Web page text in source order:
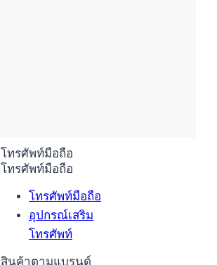
โทรศัพท์มือถือ
โทรศัพท์มือถือ
โทรศัพท์มือถือ
อุปกรณ์เสริม
โทรศัพท์
สินค้าตามแบรนด์